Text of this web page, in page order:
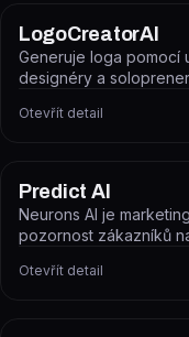
LogoCreatorAI
Generuje loga pomocí
designéry a
Otevřít detail
Predict AI
Neurons AI je
pozornost zákazníků
Otevřít detail